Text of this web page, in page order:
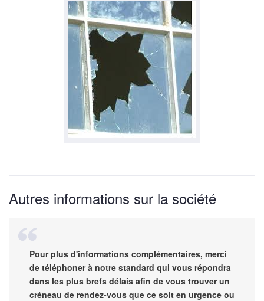
Autres informations sur la société
Pour plus d'informations complémentaires, merci
de téléphoner à notre standard qui vous répondra
dans les plus brefs délais afin de vous trouver un
créneau de rendez-vous que ce soit en urgence ou